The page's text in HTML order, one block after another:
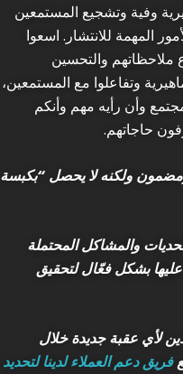
وفية وتشجيع المستمعين
المهمة للانتشار. اسعوا
ملاحظاتهم والتحسين
وتفاعلوا مع المستمعين،
وأن رأيه مهم وأنكم
حاجاتهم.
ولكنه لا يحصل “بكبسة
والمشاكل المحتملة
عليها بشكل فعّال لتحقيق
لأي عقبة جديدة خلال
فريق دعم العملاء لدينا لتحديد